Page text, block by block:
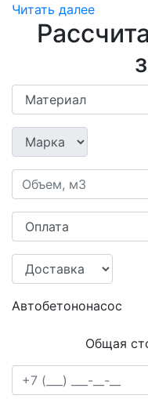
Читать далее
Автобетононасос
Общая